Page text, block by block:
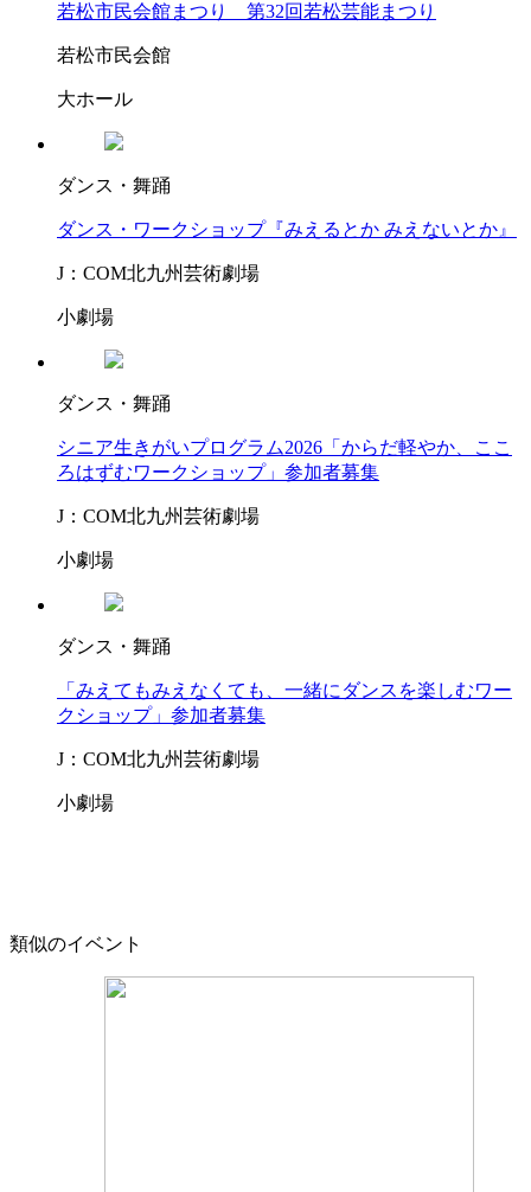
若松市民会館まつり 第32回若松芸能まつり
若松市民会館
大ホール
ダンス・舞踊
ダンス・ワークショップ『みえるとか みえないとか』
J：COM北九州芸術劇場
小劇場
ダンス・舞踊
シニア生きがいプログラム2026「からだ軽やか、ここ
ろはずむワークショップ」参加者募集
J：COM北九州芸術劇場
小劇場
ダンス・舞踊
「みえてもみえなくても、一緒にダンスを楽しむワー
クショップ」参加者募集
J：COM北九州芸術劇場
小劇場
類似のイベント